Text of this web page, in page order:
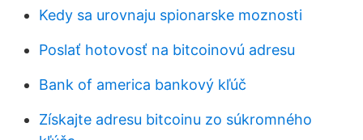
Kedy sa urovnaju spionarske moznosti
Poslať hotovosť na bitcoinovú adresu
Bank of america bankový kľúč
Získajte adresu bitcoinu zo súkromného